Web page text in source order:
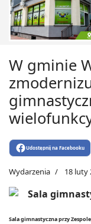
W gminie
Udostępnij na Facebooku
Wydarzenia 18 luty
Sala gimnastyczna przy